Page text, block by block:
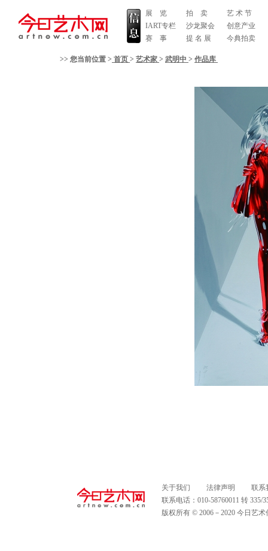
展 览
IART专栏
赛 事
拍 卖
沙龙聚会
提 名 展
艺 术 节
创意产业
今典拍卖
>> 您当前位置 > 首页 > 艺术家 > 武明中 > 作品库
关于我们 法律声明
联系
联系电话：010-58760011 转
版权所有 © 2006－2020 今日艺